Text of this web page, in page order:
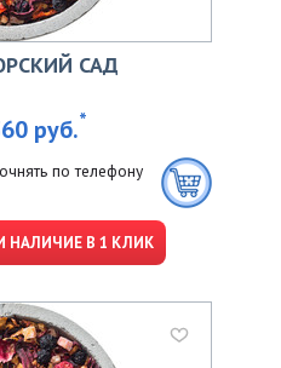
САД
руб.*
по телефону
НАЛИЧИЕ В 1 КЛИК